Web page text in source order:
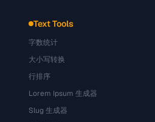
Text Tools
字数统计
大小写转换
行排序
Lorem Ipsum 生成器
Slug 生成器